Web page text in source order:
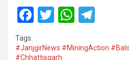
F
ce
T
tt
W
at e
Tags:
#JanjgirNews #MiningAction
#Chhattisgarh